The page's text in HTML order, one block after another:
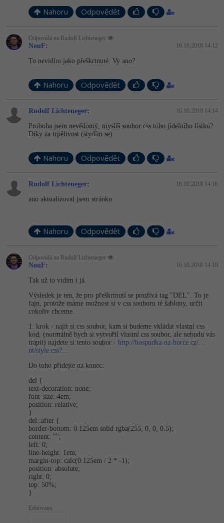
Nahoru Odpovědět
Odpovídá na Rudolf Lichteneger
NouF: 16.10.2018 14:12
To nevidím jako přeškrtnuté. Vy ano?
Nahoru Odpovědět
Rudolf Lichteneger: 16.10.2018 14:14
Proboha jsem nevědomý, myslíš soubor css toho jídelního lístku?
Díky za trpělivost (stydím se)
Nahoru Odpovědět
Rudolf Lichteneger: 16.10.2018 14:16
ano aktualizoval jsem stránku
Nahoru Odpovědět
Odpovídá na Rudolf Lichteneger
NouF: 16.10.2018 14:19
Tak už to vidím i já.
Výsledek je ten, že pro přeškrtnutí se používá tag "DEL". To je
fajn, protože máme možnost si v css souboru té šablony, určit
cokoliv chceme.
1. krok - najít si css soubor, kam si budeme vkládat vlastní css
kod. (normálně bych si vytvořil vlastní css soubor, ale nebudu vás
trápit) najdete si tento soubor - http://hospudka-na-horce.cz/…
nt/style.css?…
Do toho přidejte na konec:
del {
text-decoration: none;
font-size: 4em;
position: relative;
}
del::after {
border-bottom: 0.125em solid rgba(255, 0, 0, 0.5);
content: "";
left: 0;
line-height: 1em;
margin-top: calc(0.125em / 2 * -1);
position: absolute;
right: 0;
top: 50%;
}
Editováno